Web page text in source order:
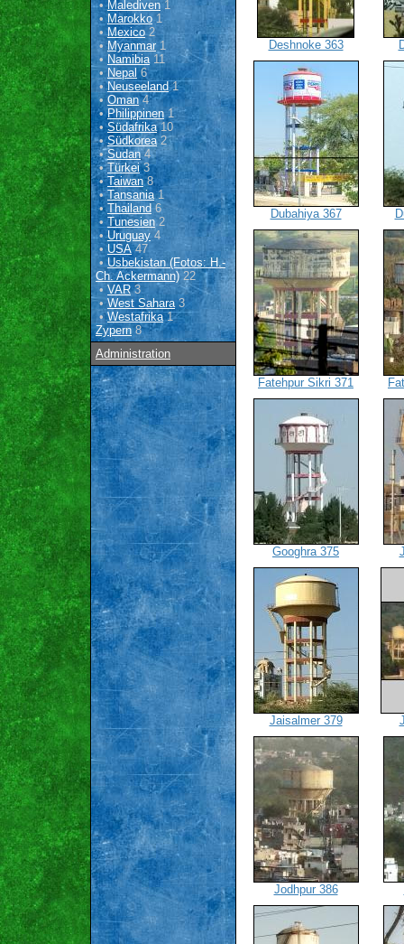
•Malediven 1
• Marokko 1
•Mexico2
•Myanmar 1
• Namibia11
• Nepal 6
•Neuseeland1
• Oman4
•Philippinen 1
•Südafrika10
•Südkorea2
•Sudan4
•Türkei3
•Taiwan8
•Tansania1
•Thailand 6
•Tunesien2
•Uruguay 4
•USA47
•Usbekistan (Fotos: H.-
Ch. Ackermann) 22
• VAR3
•West Sahara3
•Westafrika1
Zypern8
Administration
Deshnoke 363
Dubahiya 367
Fatehpur Sikri 371
Googhra 375
Jaisalmer 379
Jodhpur 386